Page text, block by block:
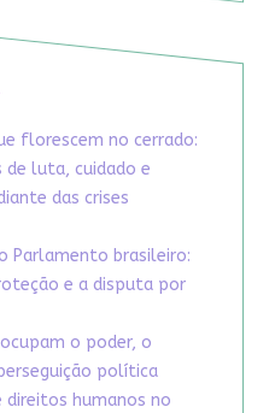
florescem no cerrado:
luta, cuidado e
das crises
Parlamento brasileiro:
e a disputa por
o poder, o
política
humanos no